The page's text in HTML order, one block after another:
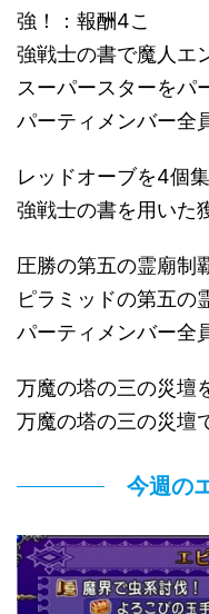
強！：報酬4こ
強戦士の書で魔人エ
スーパースターをパ
パーティメンバー全
レッドオーブを4個
強戦士の書を用いた
圧勝の第五の霊廟制
ピラミッドの第五の
パーティメンバー全
万魔の塔の三の災壇
万魔の塔の三の災壇
今週の